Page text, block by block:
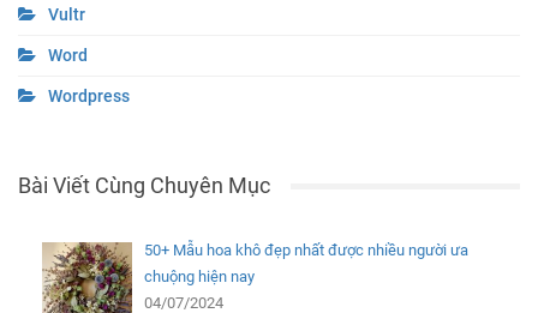
Vultr
Word
Wordpress
Bài Viết Cùng Chuyên Mục
50+ Mẫu hoa khô đẹp nhất được nhiều người ưa
chuộng hiện nay
04/07/2024